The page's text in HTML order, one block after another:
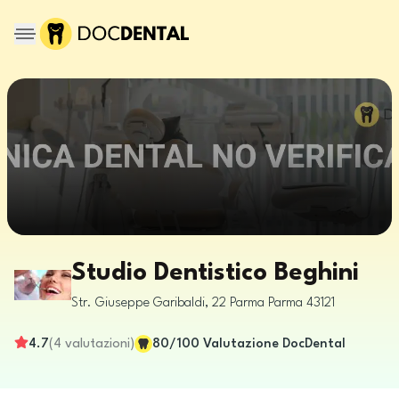
Studio Dentistico Beghini
Str. Giuseppe Garibaldi, 22 Parma Parma 43121
4.7( 4 valutazioni) 80/100 Valutazione DocDental